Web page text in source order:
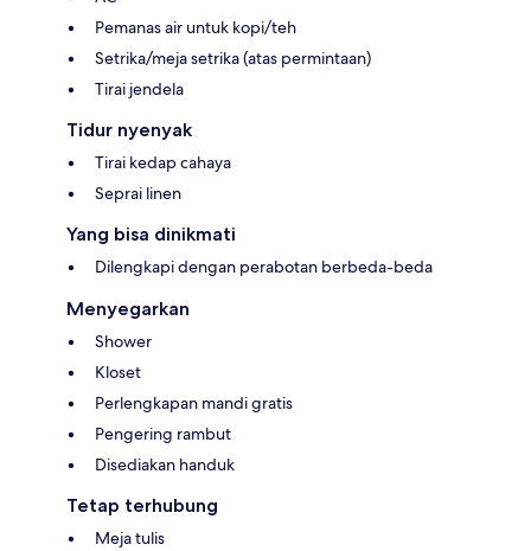
Pemanas air untuk kopi/teh
Setrika/meja setrika (atas permintaan)
Tirai jendela
Tidur nyenyak
Tirai kedap cahaya
Seprai linen
Yang bisa dinikmati
Dilengkapi dengan perabotan berbeda-beda
Menyegarkan
Shower
Kloset
Perlengkapan mandi gratis
Pengering rambut
Disediakan handuk
Tetap terhubung
Meja tulis